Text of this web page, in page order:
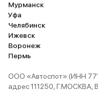
Мурманск
Уфа
Челябинск
Ижевск
Воронеж
Пермь
ООО «Автоспот» (ИНН
адрес 111250, Г.МОСКВА,